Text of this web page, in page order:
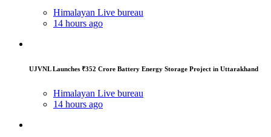
Himalayan Live bureau
14 hours ago
UJVNL Launches ₹352 Crore Battery Energy Storage Project in Uttarakhand
Himalayan Live bureau
14 hours ago